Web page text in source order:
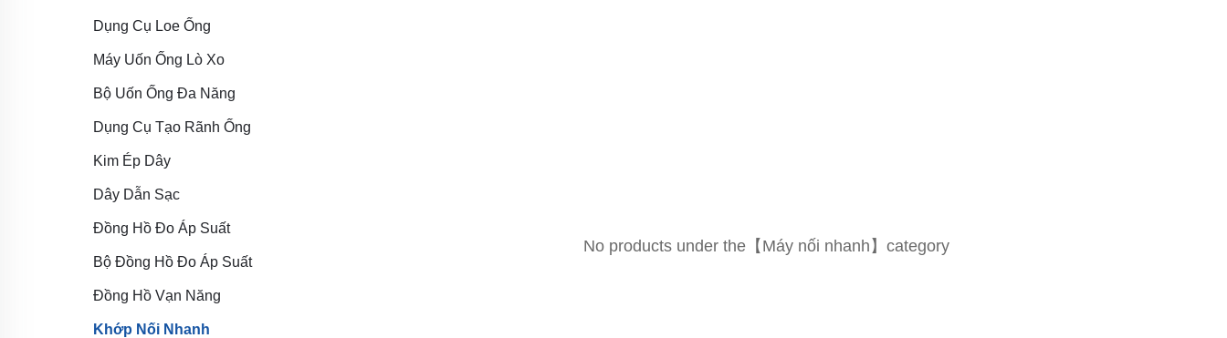
Dụng Cụ Loe Ống
Máy Uốn Ống Lò Xo
Bộ Uốn Ống Đa Năng
Dụng Cụ Tạo Rãnh Ống
Kim Ép Dây
Dây Dẫn Sạc
Đồng Hồ Đo Áp Suất
Bộ Đồng Hồ Đo Áp Suất
Đồng Hồ Vạn Năng
Khớp Nối Nhanh
No products under the【Máy nối nhanh】category